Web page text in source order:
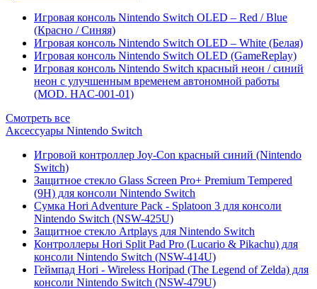
Игровая консоль Nintendo Switch OLED – Red / Blue
(Красно / Синяя)
Игровая консоль Nintendo Switch OLED – White (Белая)
Игровая консоль Nintendo Switch OLED (GameReplay)
Игровая консоль Nintendo Switch красный неон / синий
неон с улучшенным временем автономной работы
(MOD. HAC-001-01)
Смотреть все
Аксессуары Nintendo Switch
Игровой контроллер Joy-Con красный синий (Nintendo
Switch)
Защитное стекло Glass Screen Pro+ Premium Tempered
(9H) для консоли Nintendo Switch
Сумка Hori Adventure Pack - Splatoon 3 для консоли
Nintendo Switch (NSW-425U)
Защитное стекло Artplays для Nintendo Switch
Контроллеры Hori Split Pad Pro (Lucario & Pikachu) для
консоли Nintendo Switch (NSW-414U)
Геймпад Hori - Wireless Horipad (The Legend of Zelda) для
консоли Nintendo Switch (NSW-479U)